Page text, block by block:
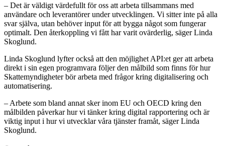
– Det är väldigt värdefullt för oss att arbeta tillsammans med
användare och leverantörer under utvecklingen. Vi sitter inte på alla
svar själva, utan behöver input för att bygga något som fungerar
optimalt. Den återkoppling vi fått har varit ovärderlig, säger Linda
Skoglund.
Linda Skoglund lyfter också att den möjlighet API:et ger att arbeta
direkt i sin egen programvara följer den målbild som finns för hur
Skattemyndigheter bör arbeta med frågor kring digitalisering och
automatisering.
– Arbete som bland annat sker inom EU och OECD kring den
målbilden påverkar hur vi tänker kring digital rapportering och är
viktig input i hur vi utvecklar våra tjänster framåt, säger Linda
Skoglund.